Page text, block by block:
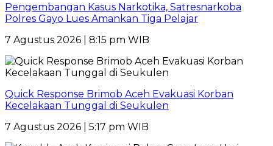
Pengembangan Kasus Narkotika, Satresnarkoba
Polres Gayo Lues Amankan Tiga Pelajar
7 Agustus 2026 | 8:15 pm WIB
Quick Response Brimob Aceh Evakuasi Korban
Kecelakaan Tunggal di Seukulen
7 Agustus 2026 | 5:17 pm WIB